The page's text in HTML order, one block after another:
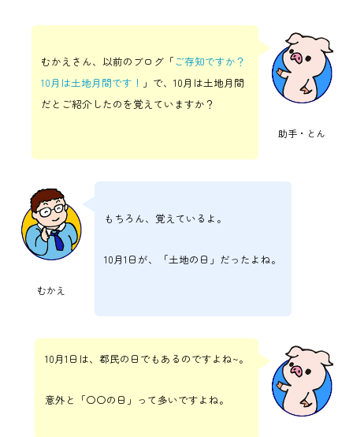
助手・とん
むかえさん、以前のブログ「ご存知ですか？
10月は土地月間です！ 」で、10月は土地月間
だとご紹介したのを覚えていますか？
むかえ
もちろん、覚えているよ。
10月1日が、「土地の日」だったよね。
10月1日は、都民の日でもあるのですよね~。
意外と「〇〇の日」って多いですよね。